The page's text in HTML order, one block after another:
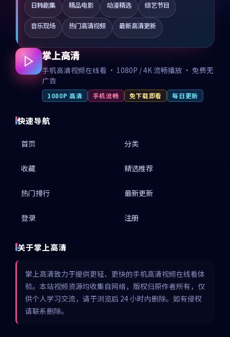
日韩剧集 精品电影 动漫精选 综艺节目
音乐现场 热门高清视频 最新高清更新
掌上高清
手机高清视频在线看 · 1080P / 4K 流畅播放 · 免费无
广告
1080P 高清 手机流畅 免下载即看 每日更新
快速导航
首页 分类
收藏 精选推荐
热门排行 最新更新
登录 注册
关于掌上高清
掌上高清致力于提供更轻、更快的手机高清视频在线看体
验。本站视频资源均收集自网络，版权归原作者所有，仅
供个人学习交流，请于浏览后 24 小时内删除。如有侵权
请联系删除。